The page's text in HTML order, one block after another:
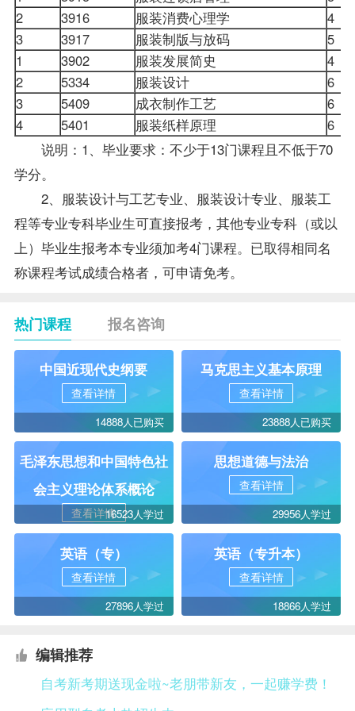
2
3916 服装消费心理学
4
3
3917 服装制版与放码
5
1
3902 服装发展简史
4
2
5334 服装设计
6
3
5409 成衣制作工艺
6
4
5401 服装纸样原理 6
说明：1、毕业要求：不少于13门课程且不低于70
学分。
2、服装设计与工艺专业、服装设计专业、服装工
程等专业专科毕业生可直接报考，其他专业专科（或以
上）毕业生报考本专业须加考4门课程。已取得相同名
称课程考试成绩合格者，可申请免考。
热门课程 报名咨询
中国近现代史纲要
查看详情
14888人已购买
马克思主义基本原理
查看详情
23888人已购买
毛泽东思想和中国特色社
会主义理论体系概论
查看详情16523人学过
思想道德与法治
查看详情
29956人学过
英语（专）
查看详情
27896人学过
英语（专升本）
查看详情
18866人学过
编辑推荐
自考新考期送现金啦~老朋带新友，一起赚学费！